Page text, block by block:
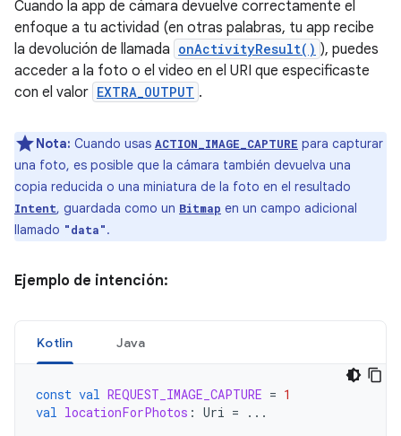
Cuando la app de cámara devuelve correctamente el
enfoque a tu actividad (en otras palabras, tu app recibe
la devolución de llamada onActivityResult() ), puedes
acceder a la foto o el video en el URI que especificaste
con el valor EXTRA_OUTPUT .
Nota: Cuando usas ACTION_IMAGE_CAPTURE para capturar
una foto, es posible que la cámara también devuelva una
copia reducida o una miniatura de la foto en el resultado
Intent, guardada como un Bitmap en un campo adicional
llamado "data".
Ejemplo de intención:
Kotlin Java
const val REQUEST_IMAGE_CAPTURE = 1
val locationForPhotos : Uri = ...